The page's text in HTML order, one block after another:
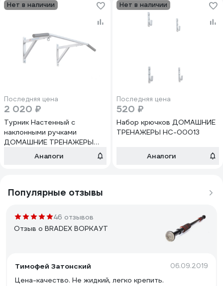
Нет в наличии
Последняя цена
2 020 ₽
Турник Настенный с
наклонными ручками
ДОМАШНИЕ ТРЕНАЖЕРЫ
НС-00007Аналоги
Нет в наличии
Последняя цена
520 ₽
Набор крючков ДОМАШНИЕ
ТРЕНАЖЕРЫ НС-00013
Аналоги
Популярные отзывы
46 отзывов
Отзыв о BRADEX ВОРКАУТ
Тимофей Затонский 06.09.2019
Цена-качество. Не жидкий, легко крепить.